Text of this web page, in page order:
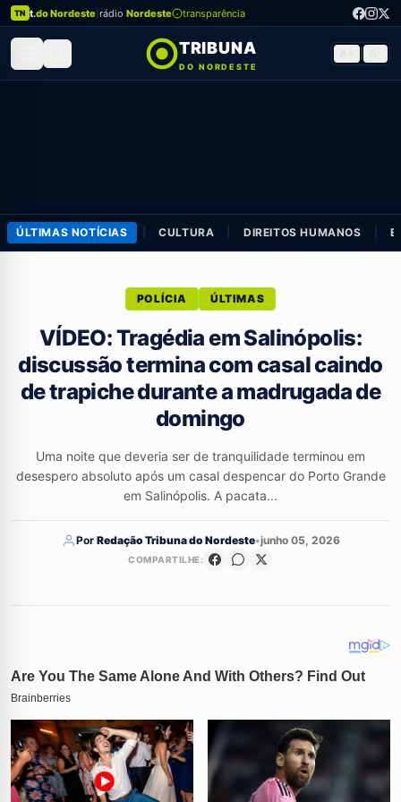
TN t.do Nordeste rádio Nordeste transparência
TRIBUNA
DO NORDESTE
ÚLTIMAS NOTÍCIAS CULTURA DIREITOS HUMANOS
POLÍCIA ÚLTIMAS
VÍDEO: Tragédia em Salinópolis:
discussão termina com casal caindo
de trapiche durante a madrugada de
domingo
Uma noite que deveria ser de tranquilidade terminou em
desespero absoluto após um casal despencar do Porto Grande
em Salinópolis. A pacata...
Por Redação Tribuna do Nordeste•junho 05, 2026
COMPARTILHE: